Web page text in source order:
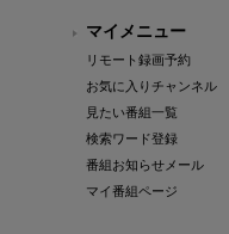
マイメニュー
リモート録画予約
お気に入りチャンネル
見たい番組一覧
検索ワード登録
番組お知らせメール
マイ番組ページ